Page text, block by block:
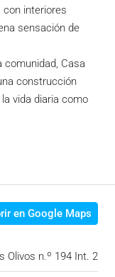
interiores
sensación de
comunidad, Casa
construcción
vida diaria como
en Google Maps
Olivos n.º 194 Int. 2